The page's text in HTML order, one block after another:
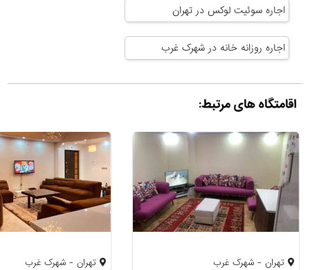
اجاره سوئیت لوکس در تهران
اجاره روزانه خانه در شهرک غرب
اقامتگاه های مرتبط:
تهران - شهرک غرب تهران - شهرک غرب